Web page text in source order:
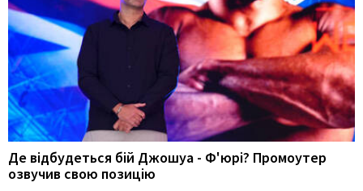
Де відбудеться бій Джошуа - Ф'юрі? Промоутер
озвучив свою позицію